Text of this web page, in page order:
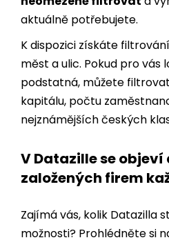
K dispozici získáte
měst a ulic. Pokud pro vás
podstatná, můžete
kapitálu, počtu
nejznámějších českých
V Datazille se objeví
Zajímá vás, kolik Datazilla
nezávazně spojte s naším